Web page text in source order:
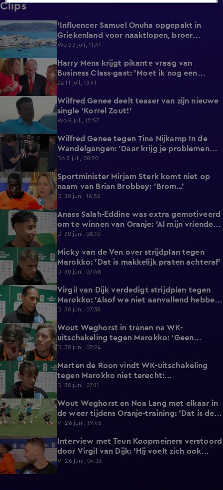
Clips
1:00
'Influencer Samuel Onuha opgepakt in
Griekenland voor naaktlopen, broer
reageert met statement'
Wo 22 juli, 11:41
0:17
Harry Mens krijgt pikante vraag van
Business Class-gast: 'Moet ik nog een
knoopje losdoen?'
Za 11 juli, 13:41
0:37
Wilfred Genee deelt teaser van zijn nieuwe
single 'Korrel Zout!'
Wo 8 juli, 12:57
6:55
Wilfred Genee tegen Tina Nijkamp In de
Wandelgangen: 'Daar krijg je problemen
mee!'
Do 2 juli, 08:20
1:18
Sportminister Mirjam Sterk komt niet op
naam van Brian Brobbey: 'Brom...'
Di 30 juni, 16:52
3:02
Anass Salah-Eddine was extra gemotiveerd
om te winnen van Oranje: 'Al mijn vrienden
zijn Nederlands!'
Di 30 juni, 08:10
1:44
Micky van de Ven over strijdplan tegen
Marokko: 'Dat is makkelijk praten achteraf'
Di 30 juni, 07:48
Virgil van Dijk verdedigt strijdplan tegen
Marokko: 'Alsof we niet aanvallend hebben
gedacht?'
Di 30 juni, 07:38
3:49
Wout Weghorst in tranen na WK-
uitschakeling tegen Marokko: 'Geen
moment rekening mee gehouden'
Di 30 juni, 07:24
3:26
Marten de Roon vindt WK-uitschakeling
tegen Marokko niet terecht:
'Gelijkwaardige pot'
Di 30 juni, 07:11
2:58
Wout Weghorst en Noa Lang met elkaar in
de weer tijdens Oranje-training: 'Dat is de
tweede keer!'
Vr 26 juni, 19:48
2:43
Interview met Teun Koopmeiners verstoord
door Virgil van Dijk: 'Hij voelt zich ook
lekker!'
Vr 26 juni, 04:33